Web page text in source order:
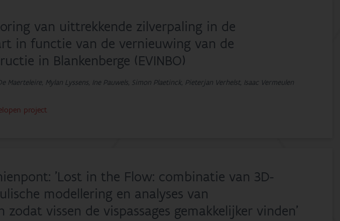
van uittrekkende zilverpaling in de
in functie van de vernieuwing van de
in Blankenberge (EVINBO)
Maerteleire, Mylan Lyssens, Ine Pauwels, Simon Plaetinck, Pieterjan Verhelst, Isaac Vermeulen
project
'Lost in the Flow: combinatie van 3D-
modellering en analyses van
vissen de vispassages gemakkelijker vinden'